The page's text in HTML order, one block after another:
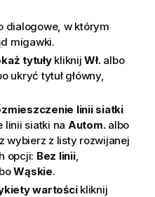
dialogowe, w którym
migawki.
tytułykliknijWł.albo
ukryć tytuł główny,
linii siatki
linii siatki na Autom.albo
wybierz z listy rozwijanej
opcji: Bez linii,
Wąskie.
wartościkliknij